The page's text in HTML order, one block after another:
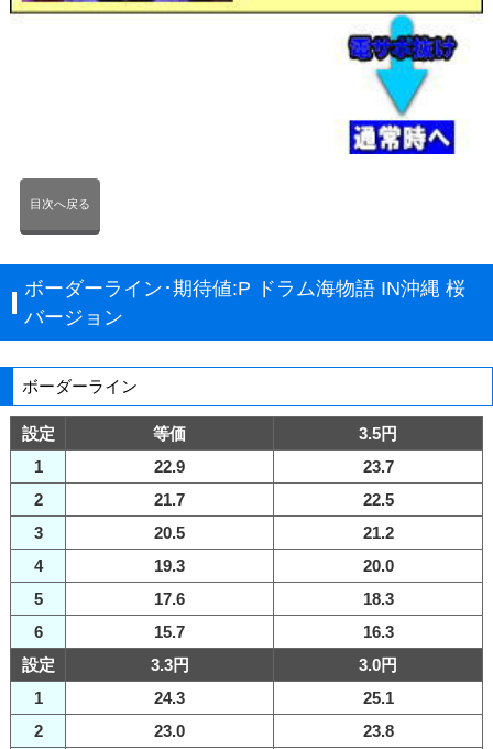
目次へ戻る
ボーダーライン･期待値:P ドラム海物語 IN沖縄 桜
バージョン
ボーダーライン
設定 等価
3.5円
1
22.9
23.7
2
21.7
22.5
3
20.5
21.2
4
19.3
20.0
5
17.6
18.3
6
15.7
16.3
設定
3.3円
3.0円
1
24.3
25.1
2
23.0
23.8